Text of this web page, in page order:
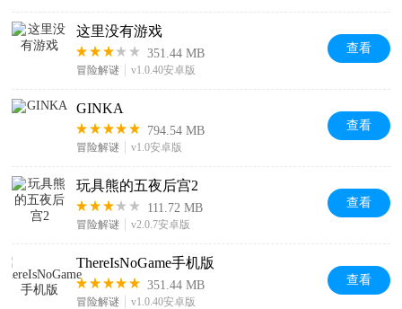
这里没有游戏
351.44 MB
冒险解谜 v1.0.40安卓版
查看
GINKA
794.54 MB
冒险解谜 v1.0安卓版
查看
玩具熊的五夜后宫2
111.72 MB
冒险解谜 v2.0.7安卓版
查看
ThereIsNoGame手机版
351.44 MB
冒险解谜 v1.0.40安卓版
查看